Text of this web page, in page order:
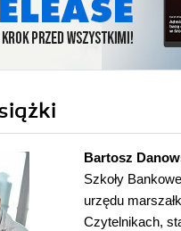
Bartosz
Szkoły
urzędu
Czytelnikach,